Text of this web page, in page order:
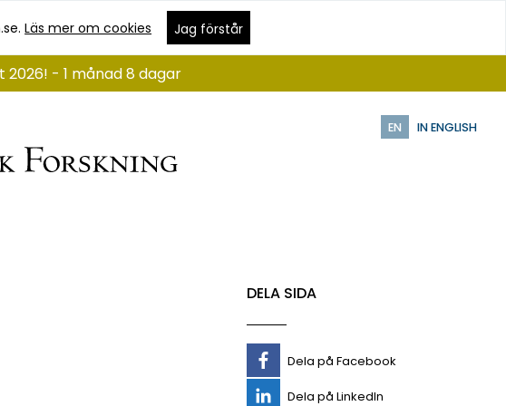
Läs mer om cookies Jag förstår
EN IN ENGLISH
- 1 månad 8 dagar
DELA SIDA
Dela på Facebook
Dela på LinkedIn